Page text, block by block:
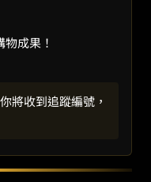
成果！
將收到追蹤編號，